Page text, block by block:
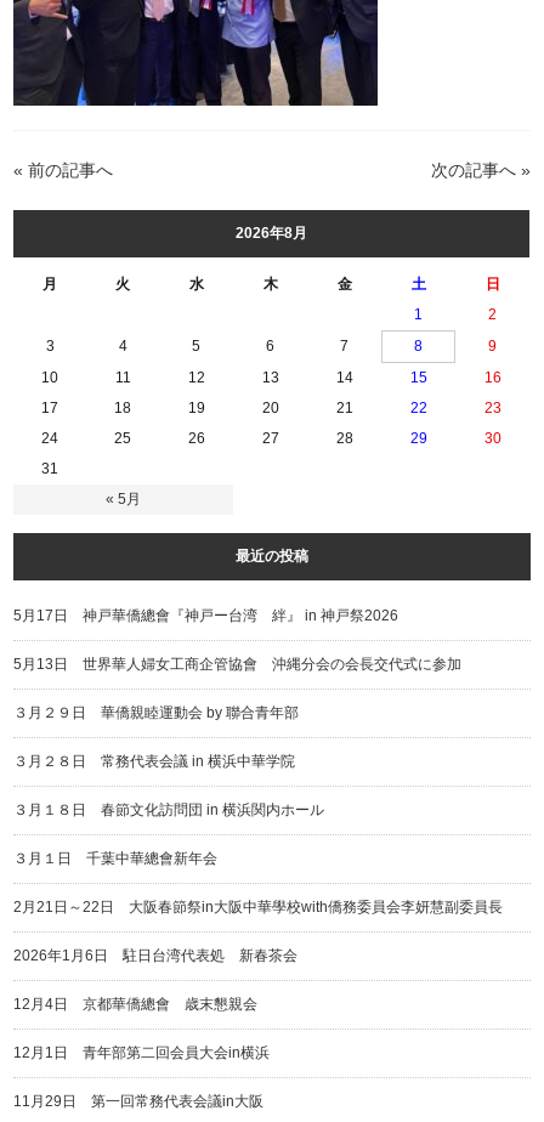
« 前の記事へ 次の記事へ »
2026年8月
月 火 水 木 金 土 日
« 5月
1
2
3
4 5 6 7 8
9
10
11 12 13 14 15
16
17
18 19 20 21 22
23
24
25 26 27 28 29
30
31
最近の投稿
5月17日 神戸華僑總會『神戸ー台湾 絆』 in 神戸祭2026
5月13日 世界華人婦女工商企管協會 沖縄分会の会長交代式に参加
３月２９日 華僑親睦運動会 by 聯合青年部
３月２８日 常務代表会議 in 横浜中華学院
３月１８日 春節文化訪問団 in 横浜関内ホール
３月１日 千葉中華總會新年会
2月21日～22日 大阪春節祭in大阪中華學校with僑務委員会李妍慧副委員長
2026年1月6日 駐日台湾代表処 新春茶会
12月4日 京都華僑總會 歳末懇親会
12月1日 青年部第二回会員大会in横浜
11月29日 第一回常務代表会議in大阪